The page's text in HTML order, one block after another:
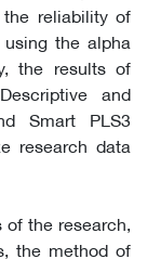
reliability of
the alpha
the results of
and
Smart PLS3
research data
the research,
the method of